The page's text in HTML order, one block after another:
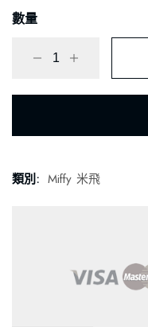
數量
類別: Miffy 米飛